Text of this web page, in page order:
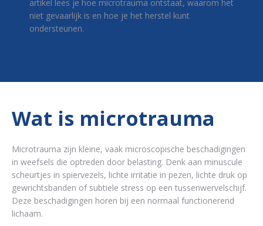
artikel lees je hoe microtrauma ontstaat, waarom het
niet gevaarlijk is en hoe je het herstel kunt
ondersteunen.
Wat is microtrauma
Microtrauma zijn kleine, vaak microscopische beschadigingen
in weefsels die optreden door belasting. Denk aan minuscule
scheurtjes in spiervezels, lichte irritatie in pezen, lichte druk op
gewrichtsbanden of subtiele stress op een tussenwervelschijf.
Deze beschadigingen horen bij een normaal functionerend
lichaam.